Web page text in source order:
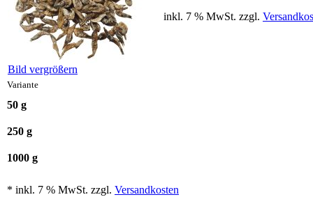
Bild vergrößern
inkl. 7 % MwSt. zzgl.
Variante
50 g
250 g
1000 g
* inkl. 7 % MwSt. zzgl. Versandkosten